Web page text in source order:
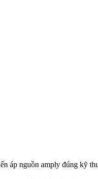
áp nguồn amply đúng kỹ